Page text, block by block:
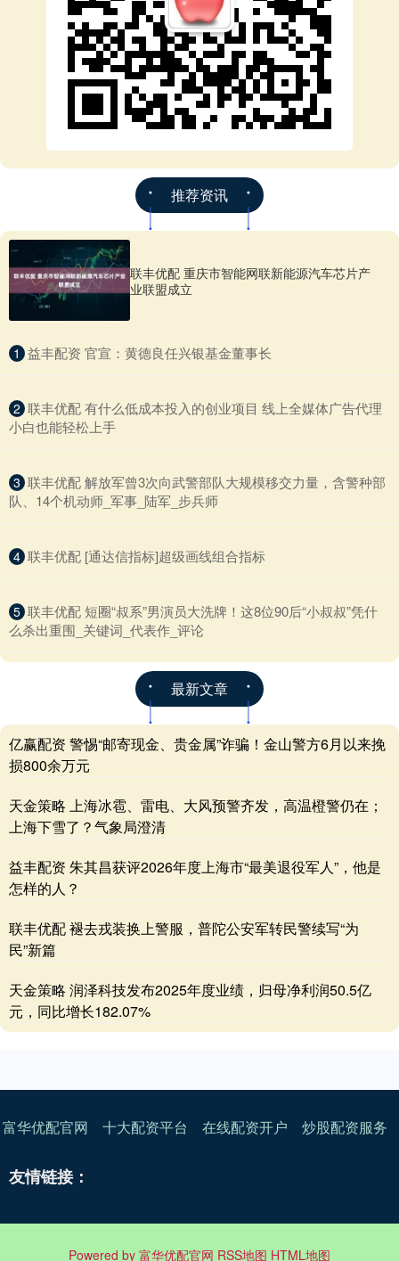
推荐资讯
联丰优配 重庆市智能网联新能源汽车芯片产
业联盟成立
1 ​益丰配资 官宣：黄德良任兴银基金董事长
2 ​联丰优配 有什么低成本投入的创业项目 线上全媒体广告代理
小白也能轻松上手
3 ​联丰优配 解放军曾3次向武警部队大规模移交力量，含警种部
队、14个机动师_军事_陆军_步兵师
4 ​联丰优配 [通达信指标]超级画线组合指标
5 ​联丰优配 短圈“叔系”男演员大洗牌！这8位90后“小叔叔”凭什
么杀出重围_关键词_代表作_评论
最新文章
亿赢配资 警惕“邮寄现金、贵金属”诈骗！金山警方6月以来挽
损800余万元
天金策略 上海冰雹、雷电、大风预警齐发，高温橙警仍在；
上海下雪了？气象局澄清
益丰配资 朱其昌获评2026年度上海市“最美退役军人”，他是
怎样的人？
联丰优配 褪去戎装换上警服，普陀公安军转民警续写“为
民”新篇
天金策略 润泽科技发布2025年度业绩，归母净利润50.5亿
元，同比增长182.07%
富华优配官网 十大配资平台 在线配资开户 炒股配资服务
友情链接：
Powered by 富华优配官网 RSS地图 HTML地图